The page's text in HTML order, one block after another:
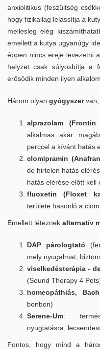
Ajánlott oltási program
Kutyák ivartalanításának
Érvek, hogy miért
Külföldi utazás,
Pár szó a kullancsokról
Altatás és tudnivalók
Öregedés, geriátriai
Allergiás bőrgyulladás,
Fülgyulladás és a
Epilepszia
Elhízás
Zajfóbia
anxiolitikus (feszültség
hogy fizikailag lelassítja a
mellesleg elég
emellett a kutya ugyanúgy
éppen nincs ereje levezetni
helyzet csak súlyosbítja a
erősödik minden ilyen
Három olyan gyógyszervan,
alprazolam
alkalmas akár
perccel a kívánt hatás
clomipramin
de hirtelen hatás
hatás elérése előtt kell
fluoxetin (Floxet
területe hasonló a
Emellett léteznek alternatív
DAP párologtató
mely nyugalmat,
viselkedésterápia -
(Sound Therapy 4
homeopáthiás,
bonbon)
Serene-Um:
nyugtatásra,
Fontos, hogy mind a